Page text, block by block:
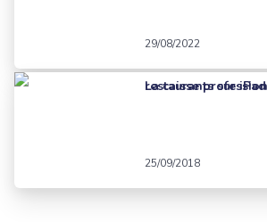
29/08/2022
La caisse professionnelle des bars et restaurants sur iPad
25/09/2018